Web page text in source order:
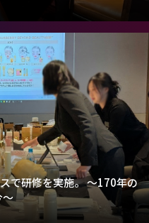
で研修を実施。 ～170年の
～